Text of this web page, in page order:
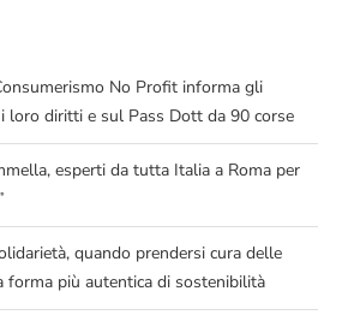
No Profit informa gli
loro diritti e sul Pass Dott da 90 corse
esperti da tutta Italia a Roma per
quando prendersi cura delle
forma più autentica di sostenibilità